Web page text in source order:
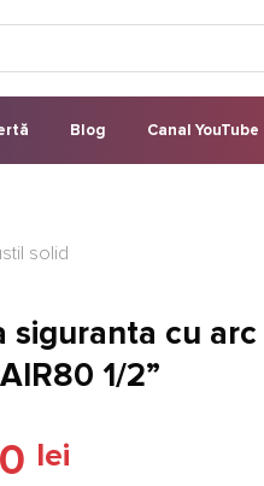
Blog Canal YouTube
solid
siguranta cu
1/2”
lei